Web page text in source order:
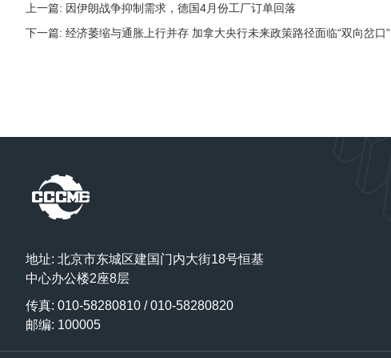
上一篇: 因伊朗战争抑制需求，德国4月份工厂订单回落
下一篇: 经济萎缩与通胀上行并存 加拿大央行未来政策路径面临“双向岔口”
地址: 北京市东城区建国门内大街18号恒基
中心办公楼2座8层
传真: 010-58280810 / 010-58280820
邮编: 100005